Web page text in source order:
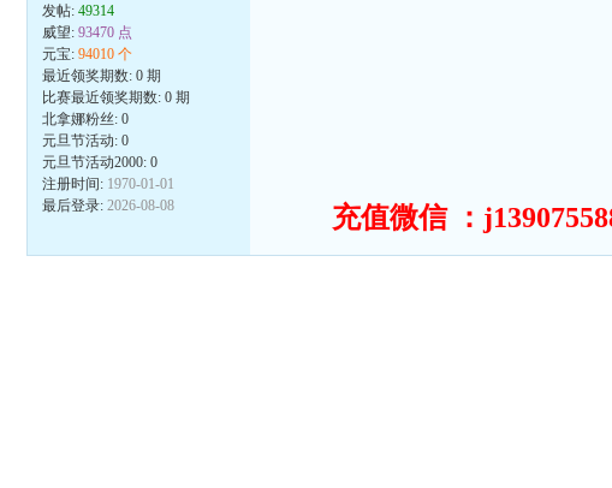
发帖: 49314
威望: 93470 点
元宝: 94010 个
最近领奖期数: 0 期
比赛最近领奖期数: 0 期
北拿娜粉丝: 0
元旦节活动: 0
元旦节活动2000: 0
注册时间: 1970-01-01
最后登录: 2026-08-08
充值微信 ：